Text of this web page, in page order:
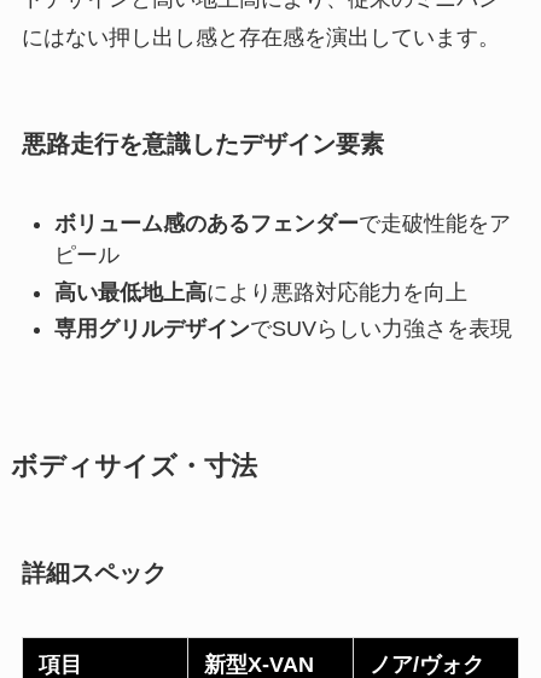
にはない押し出し感と存在感を演出しています。
悪路走行を意識したデザイン要素
ボリューム感のあるフェンダーで走破性能をア
ピール
高い最低地上高により悪路対応能力を向上
専用グリルデザインでSUVらしい力強さを表現
ボディサイズ・寸法
詳細スペック
項目 新型X-VAN
ノア/ヴォク